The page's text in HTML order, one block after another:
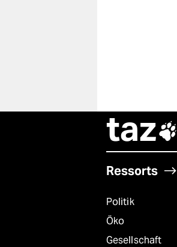
taz
Ressorts
Politik
Öko
Gesellschaft